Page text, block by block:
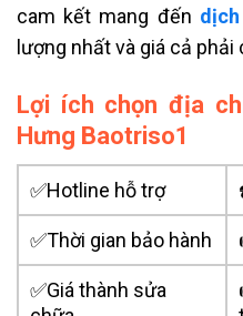
cam kết mang đến
lượng nhất và giá cả
Lợi ích chọn địa
Hưng Baotriso1
✅Hotline hỗ trợ
✅Thời gian bảo hành
✅Giá thành sửa